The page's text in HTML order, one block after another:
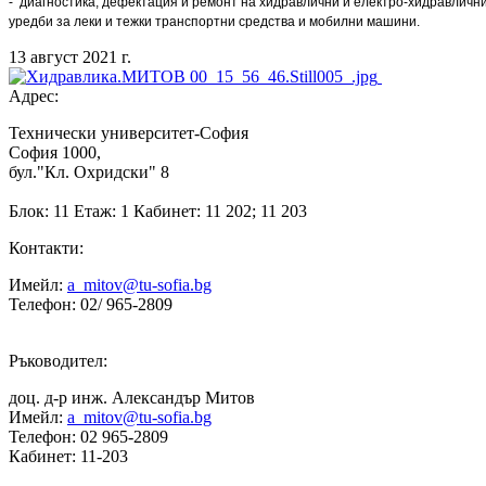
уредби за леки и тежки транспортни средства и мобилни машини.
13 август 2021 г.
Адрес:
Технически университет-София
София 1000,
бул."Кл. Охридски" 8
Блок: 11 Етаж: 1 Кабинет: 11 202; 11 203
Контакти:
Имейл: a_mitov@tu-sofia.bg
Телефон: 02/ 965-2809
Ръководител:
доц. д-р инж. Александър Митов
Имейл: a_mitov@tu-sofia.bg
Телефон: 02 965-2809
Кабинет: 11-203